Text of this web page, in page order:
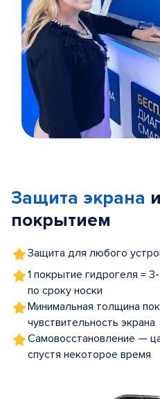
5
Защита экрана
покрытием
Защита для любого
1 покрытие гидрогеля =
по сроку носки
Минимальная толщина
чувствительность экрана
Самовосстановление —
спустя некоторое время